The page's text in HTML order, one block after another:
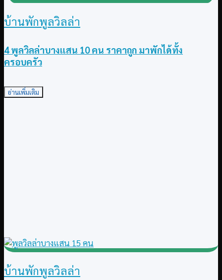
บ้านพักพูลวิลล่า
4 พูลวิลล่าบางแสน 10 คน ราคาถูก มาพักได้ทั้ง
ครอบครัว
อ่านเพิ่มเติม
บ้านพักพูลวิลล่า